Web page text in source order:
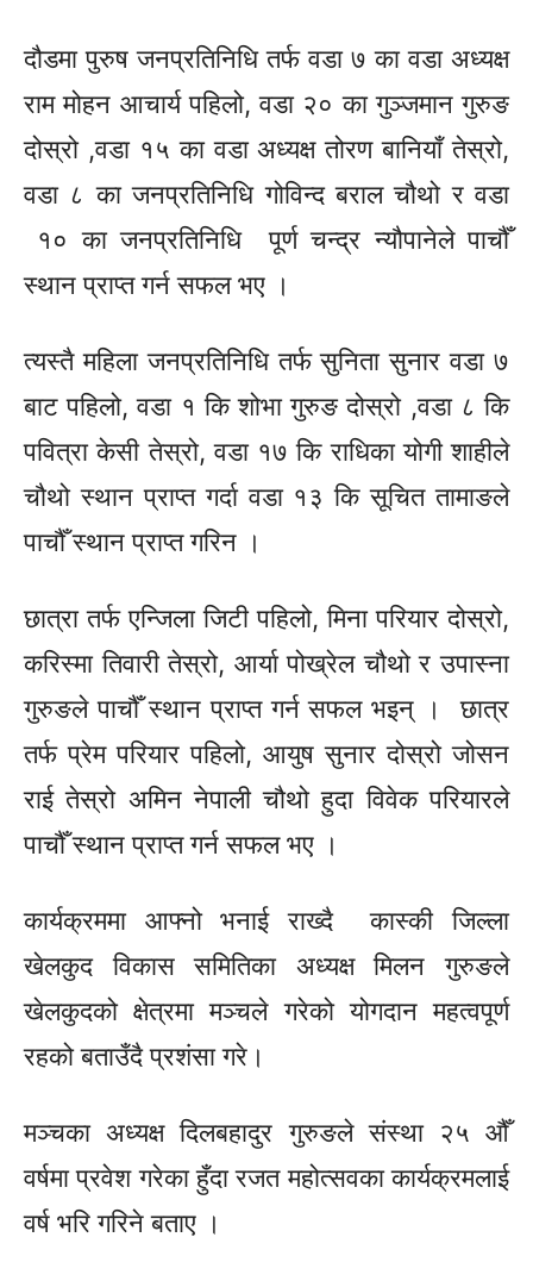
दौडमा पुरुष जनप्रतिनिधि तर्फ वडा ७ का वडा अध्यक्ष
राम मोहन आचार्य पहिलो,वडा २० कागुञ्जमानगुरुङ
दोस्रो ,वडा १५ का वडाअध्यक्षतोरण बानियाँ तेस्रो,
वडा ८ काजनप्रतिनिधि गोविन्द बराल चौथो र वडा
१० काजनप्रतिनिधि पूर्णचन्द्र न्यौपानेले पाचौँ
स्थान प्राप्त गर्न सफल भए ।
त्यस्तै महिला जनप्रतिनिधि तर्फ सुनिता सुनार वडा ७
बाट पहिलो, वडा १ कि शोभा गुरुङ दोस्रो ,वडा ८ कि
पवित्रा केसी तेस्रो, वडा १७ कि राधिका योगी शाहीले
चौथो स्थान प्राप्त गर्दा वडा १३ किसूचिततामाङले
पाचौँ स्थान प्राप्त गरिन ।
छात्रा तर्फएन्जिला जिटीपहिलो, मिना परियारदोस्रो,
करिस्मातिवारी तेस्रो, आर्या पोख्रेल चौथो रउपास्ना
गुरुङले पाचौँ स्थान प्राप्त गर्न सफल भइन् । छात्र
तर्फ प्रेम परियार पहिलो, आयुष सुनार दोस्रोजोसन
राई तेस्रो अमिन नेपाली चौथोहुदाविवेक परियारले
पाचौँ स्थान प्राप्त गर्न सफल भए ।
कार्यक्रममा आफ्नो भनाई राख्दै कास्की जिल्ला
खेलकुद विकास समितिका अध्यक्षमिलन गुरुङले
खेलकुदको क्षेत्रमा मञ्चले गरेको योगदान महत्वपूर्ण
रहकोबताउँदै प्रशंसागरे।
मञ्चकाअध्यक्षदिलबहादुर गुरुङलेसंस्था२५ औँ
वर्षमाप्रवेश गरेकाहुँदारजत महोत्सवका कार्यक्रमलाई
वर्ष भरि गरिने बताए ।